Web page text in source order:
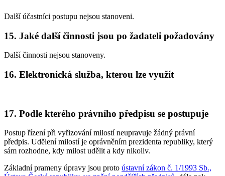
Další účastníci postupu nejsou stanoveni.
15. Jaké další činnosti jsou po žadateli požadovány
Další činnosti nejsou stanoveny.
16. Elektronická služba, kterou lze využít
17. Podle kterého právního předpisu se postupuje
Postup řízení při vyřizování milostí neupravuje žádný právní
předpis. Udělení milostí je oprávněním prezidenta republiky, který
sám rozhodne, kdy milost udělit a kdy nikoliv.
Základní prameny úpravy jsou proto ústavní zákon č. 1/1993 Sb.,